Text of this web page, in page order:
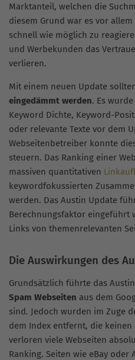
Marktanteil, welchen die
diesem Grund war es vor
schnell wie möglich zu
und Werbekunden das
verlieren.
Mit einem neuen Update
eingedämmt werden. Es
Keyword Dichte, Keyword-
oder relevante Texte vor dem
Webseitenbetreiber konnte
steuern. Das Ranking einer
massiven quantitativen
keywordfokussierten
werden. Das Austin Update
Berechnungsfaktor eingeführt
Links von themenrelevanten
Die Auswirkungen des
Grundsätzlich führte das
Spam Webseiten aus dem
sind. Jedoch wurden im Zuge
dem Index entfernt, die
verloren viele Webseiten
Ranking. Seiten wie eBay oder